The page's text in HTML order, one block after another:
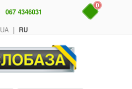
UA | RU
067 4346031
0